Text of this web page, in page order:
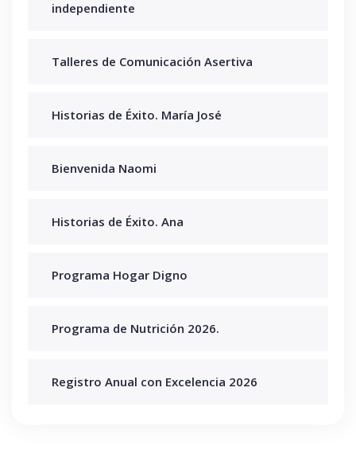
independiente
Talleres de Comunicación Asertiva
Historias de Éxito. María José
Bienvenida Naomi
Historias de Éxito. Ana
Programa Hogar Digno
Programa de Nutrición 2026.
Registro Anual con Excelencia 2026